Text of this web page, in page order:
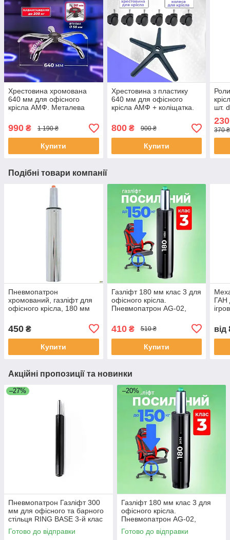
Хрестовина хромована
640 мм для офісного
крісла АМФ. Металева
Павук
990 ₴ 1 190 ₴
Купити
Хрестовина з пластику
640 мм для офісного
крісла АМФ + коліщатка.
комп'ютерного крісла —
основа
800₴ 900 ₴
Купити
шт.
230
370
Подібні товари компанії
Пневмопатрон
хромований, газліфт для
офісного крісла, 180 мм
комп'ютерного крісла
450 ₴
Купити
Газліфт 180 мм клас 3 для
офісного крісла.
Пневмопатрон AG-02,
комп'ютерного крісла
410₴ 510 ₴
Купити
ГАН
від
Акційні пропозиції та новинки
–27%
Пневмопатрон Газліфт 300
мм для офісного та барного
стільця RING BASE 3-й клас
міцності
Готово до відправки
–20%
Газліфт 180 мм клас 3 для
офісного крісла.
Пневмопатрон AG-02,
амортизатор для
комп'ютерного крісла
Готово до відправки